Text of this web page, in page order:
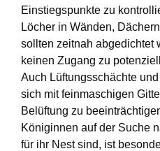
Einstiegspunkte zu
Löcher in Wänden,
sollten zeitnah abgedichtet
keinen Zugang zu
Auch Lüftungsschächte
sich mit feinmaschigen
Belüftung zu
Königinnen auf der Suche
für ihr Nest sind, ist